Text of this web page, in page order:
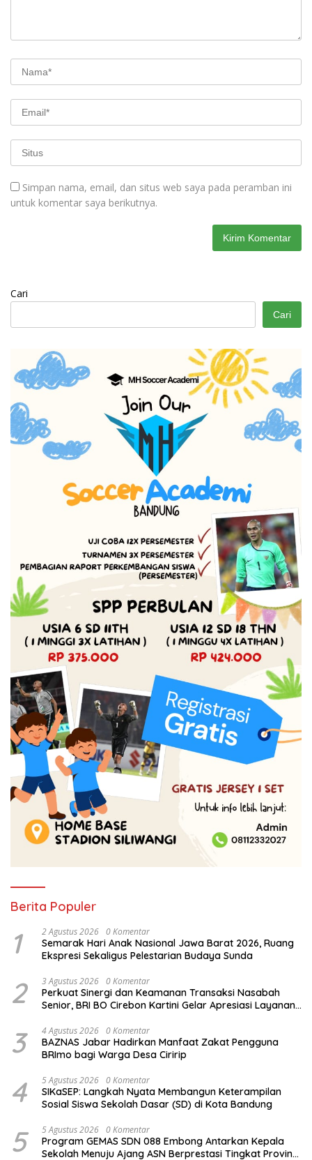
Simpan nama, email, dan situs web saya pada peramban ini
untuk komentar saya berikutnya.
Cari
Cari
Berita Populer
1 2 Agustus 2026 0 Komentar
Semarak Hari Anak Nasional Jawa Barat 2026, Ruang
Ekspresi Sekaligus Pelestarian Budaya Sunda
2 3 Agustus 2026 0 Komentar
Perkuat Sinergi dan Keamanan Transaksi Nasabah
Senior, BRI BO Cirebon Kartini Gelar Apresiasi Layanan
3 4 Agustus 2026 0 Komentar
BAZNAS Jabar Hadirkan Manfaat Zakat Pengguna
BRImo bagi Warga Desa Ciririp
4 5 Agustus 2026 0 Komentar
SIKaSEP: Langkah Nyata Membangun Keterampilan
Sosial Siswa Sekolah Dasar (SD) di Kota Bandung
5 5 Agustus 2026 0 Komentar
Program GEMAS SDN 088 Embong Antarkan Kepala
Sekolah Menuju Ajang ASN Berprestasi Tingkat Provinsi